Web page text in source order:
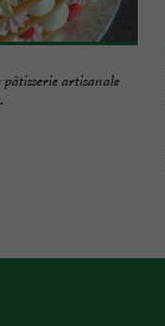
pâtisserie artisanale